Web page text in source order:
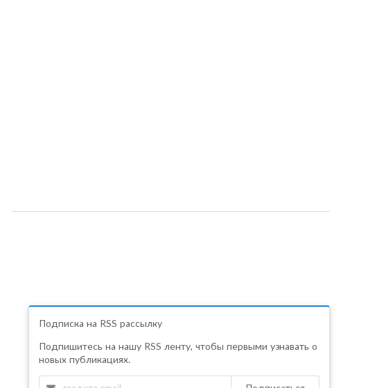
Подписка на RSS рассылку
Подпишитесь на нашу RSS ленту, чтобы первыми узнавать о
новых публикациях.